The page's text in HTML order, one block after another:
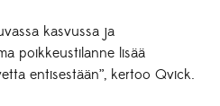
kasvussa ja
poikkeustilanne lisää
entisestään”, kertoo Qvick.